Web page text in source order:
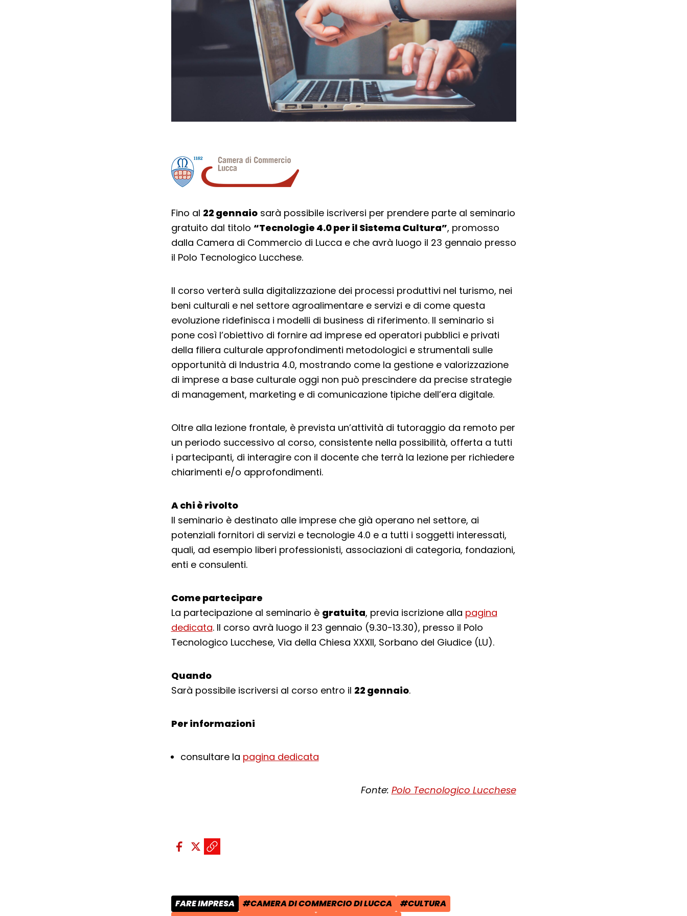
Fino al 22 gennaiosarà possibile iscriversi per prendere parte al seminario
gratuito dal titolo “Tecnologie 4.0 per il Sistema Cultura”, promosso
dalla Camera di Commercio di Lucca e che avrà luogo il 23 gennaio presso
il Polo Tecnologico Lucchese.
Il corso verterà sulla digitalizzazione dei processi produttivi nel turismo, nei
beni culturali e nel settore agroalimentare e servizi e di come questa
evoluzione ridefinisca i modelli di business di riferimento. Il seminario si
pone così l’obiettivo di fornire ad imprese ed operatori pubblici e privati
della filiera culturale approfondimenti metodologici e strumentali sulle
opportunità di Industria 4.0, mostrando come la gestione e valorizzazione
di imprese a base culturale oggi non può prescindere da precise strategie
di management, marketing e di comunicazione tipiche dell’era digitale.
Oltre alla lezione frontale, è prevista un’attività di tutoraggio da remoto per
un periodo successivo al corso, consistente nella possibilità, offerta a tutti
i partecipanti, di interagire con il docente che terrà la lezione per richiedere
chiarimenti e/o approfondimenti.
A chi è rivolto
Il seminario è destinato alle imprese che già operano nel settore, ai
potenziali fornitori di servizi e tecnologie 4.0 e a tutti i soggetti interessati,
quali, ad esempio liberi professionisti, associazioni di categoria, fondazioni,
enti e consulenti.
Come partecipare
La partecipazione al seminario è gratuita, previa iscrizione alla pagina
dedicata. Il corso avrà luogo il 23 gennaio (9.30-13.30), presso il Polo
Tecnologico Lucchese, Via della Chiesa XXXII, Sorbano del Giudice (LU).
Quando
Sarà possibile iscriversi al corso entro il 22 gennaio.
Per informazioni
consultare la pagina dedicata
Fonte: Polo Tecnologico Lucchese
Condividi sui social:
Condividi su Facebook - apre una nuova finestra del browser
Condividi su X - apre una nuova finestra del browser
Copia il link e condividi - apre una nuova finestra del browser
CATEGORIA POST:
FARE IMPRESA TAG:
#CAMERA DI COMMERCIO DI LUCCA TAG:
#CULTURA